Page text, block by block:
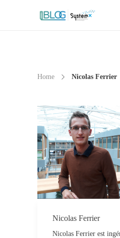
Home Nicolas Ferrier
Nicolas Ferrier
Nicolas Ferrier est